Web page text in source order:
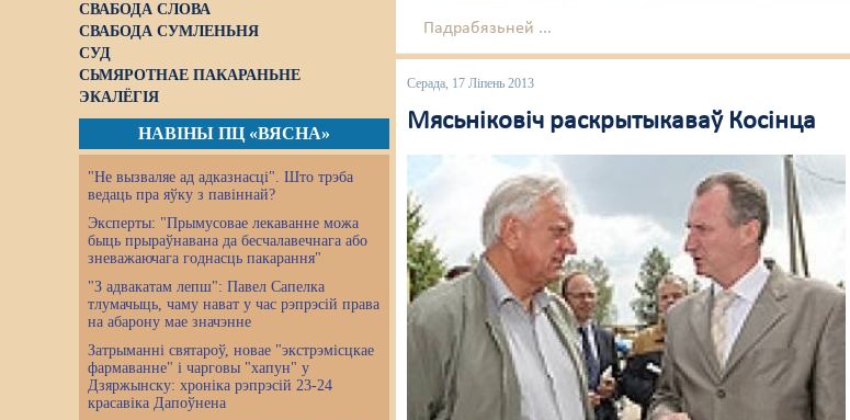
СВАБОДА СЛОВА
СВАБОДА СУМЛЕНЬНЯ
СУД
СЬМЯРОТНАЕ ПАКАРАНЬНЕ
ЭКАЛЁГІЯ
НАВІНЫ ПЦ «ВЯСНА»
"Не вызваляе ад адказнасці". Што трэба
ведаць пра яўку з павіннай?
Эксперты: "Прымусовае лекаванне можа
быць прыраўнавана да бесчалавечнага або
зневажаючага годнасць пакарання"
"З адвакатам лепш": Павел Сапелка
тлумачыць, чаму нават у час рэпрэсій права
на абарону мае значэнне
Затрыманні святароў, новае "экстрэмісцкае
фармаванне" і чарговы "хапун" у
Дзяржынску: хроніка рэпрэсій 23-24
красавіка Дапоўнена
Падрабязьней ...
Серада, 17 Ліпень 2013
Мясьніковіч раскрытыкаваў Косінца